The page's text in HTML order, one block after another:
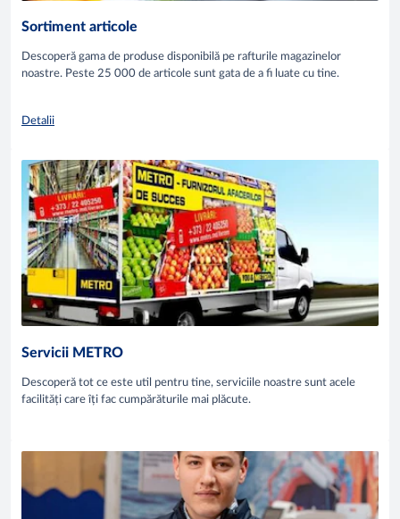
Sortiment articole
Descoperă gama de produse disponibilă pe rafturile magazinelor
noastre. Peste 25 000 de articole sunt gata de a fi luate cu tine.
Detalii
Servicii METRO
Descoperă tot ce este util pentru tine, serviciile noastre sunt acele
facilități care îți fac cumpărăturile mai plăcute.